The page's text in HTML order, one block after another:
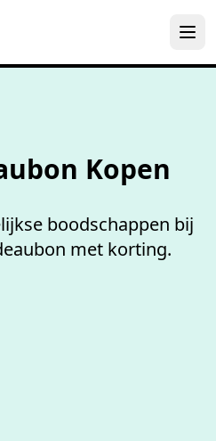
Kopen
boodschappen bij
met korting.